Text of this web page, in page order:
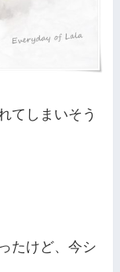
てしまいそう
たけど、今シ